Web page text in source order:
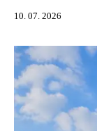
10. 07. 2026